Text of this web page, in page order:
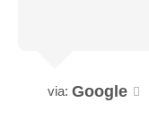
via: Google